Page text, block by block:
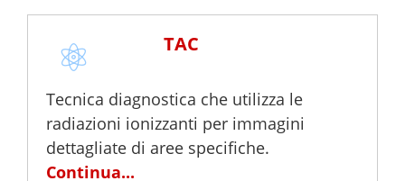
TAC
Tecnica diagnostica che utilizza le
radiazioni ionizzanti per immagini
dettagliate di aree specifiche.
Continua...